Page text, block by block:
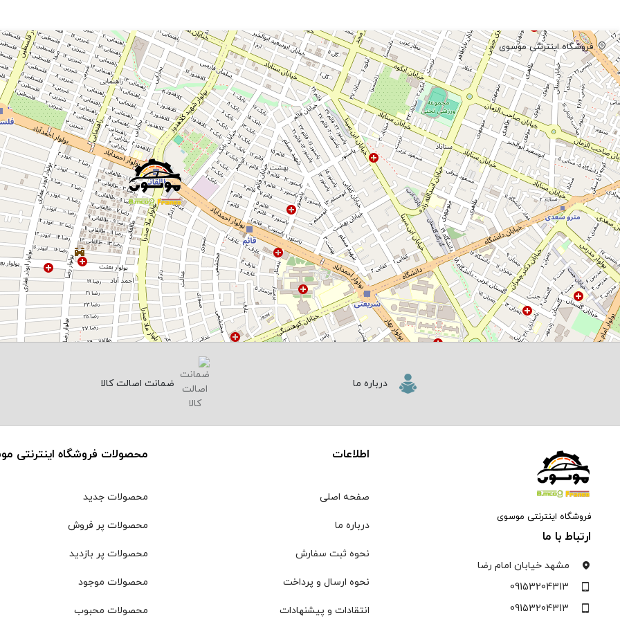
فروشگاه اینترنتی موسوی
درباره ما ضمانت اصالت کالا
فروشگاه اینترنتی موسوی
ارتباط با ما
مشهد خیابان امام رضا
09153204313
09153204313
اطلاعات
صفحه اصلی
درباره ما
نحوه ثبت سفارش
نحوه ارسال و پرداخت
انتقادات و پیشنهادات
محصولات فروشگاه اینترنتی
محصولات جدید
محصولات پر فروش
محصولات پر بازدید
محصولات موجود
محصولات محبوب